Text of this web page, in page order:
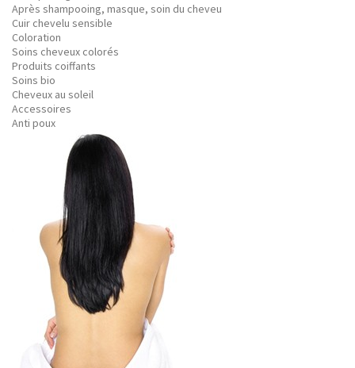
Après shampooing, masque, soin du cheveu
Cuir chevelu sensible
Coloration
Soins cheveux colorés
Produits coiffants
Soins bio
Cheveux au soleil
Accessoires
Anti poux